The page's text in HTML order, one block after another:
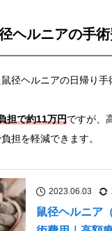
ヘルニアの手術
径ヘルニアの日帰り手
担で約11万円ですが、
担を軽減できます。
2023.06.03
鼠径ヘルニア